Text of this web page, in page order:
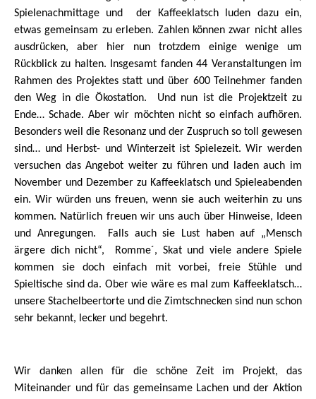
Spielenachmittage und
der Kaffeeklatsch luden dazu ein,
etwas gemeinsam zu erleben. Zahlen können zwar nicht alles
ausdrücken, aber hier nun trotzdem einige wenige um
Rückblick zu halten. Insgesamt fanden 44 Veranstaltungen im
Rahmen des Projektes statt und über 600 Teilnehmer fanden
den Weg in die Ökostation.
Und nun ist die Projektzeit zu
Ende… Schade. Aber wir möchten nicht so einfach aufhören.
Besonders weil die Resonanz und der Zuspruch so toll gewesen
sind… und Herbst- und Winterzeit ist Spielezeit. Wir werden
versuchen das Angebot weiter zu führen und laden auch im
November und Dezember zu Kaffeeklatsch und Spieleabenden
ein. Wir würden uns freuen, wenn sie auch weiterhin zu uns
kommen. Natürlich freuen wir uns auch über Hinweise, Ideen
und Anregungen.
Falls auch sie Lust haben auf „Mensch
ärgere dich nicht“,
Romme´, Skat und viele andere Spiele
kommen sie doch einfach mit vorbei, freie Stühle und
Spieltische sind da. Ober wie wäre es mal zum Kaffeeklatsch…
unsere Stachelbeertorte und die Zimtschnecken sind nun schon
sehr bekannt, lecker und begehrt.
Wir danken allen für die schöne Zeit im Projekt, das
Miteinander und für das gemeinsame Lachen und der Aktion